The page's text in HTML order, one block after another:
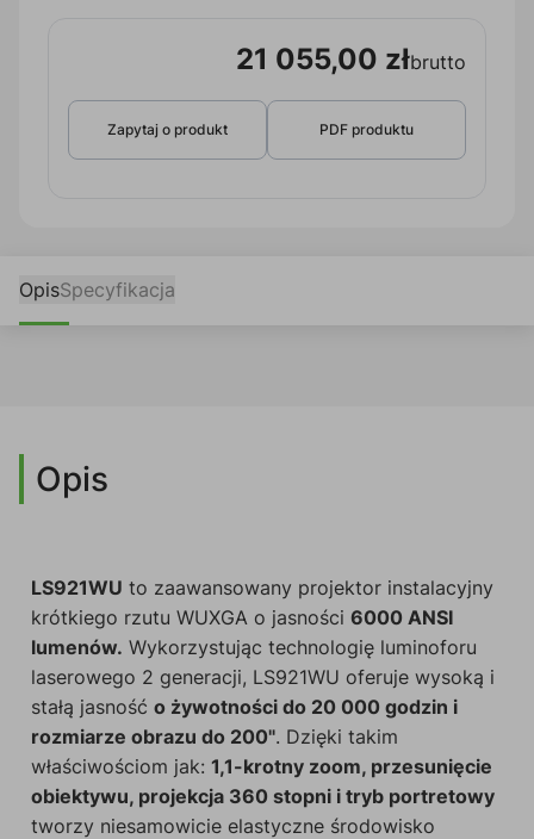
21 055,00 złbrutto
Zapytaj o produkt PDF produktu
OpisSpecyfikacja
Opis
LS921WU to zaawansowany projektor instalacyjny
krótkiego rzutu WUXGA o jasności 6000 ANSI
lumenów. Wykorzystując technologię luminoforu
laserowego 2 generacji, LS921WU oferuje wysoką i
stałą jasność o żywotności do 20 000 godzin i
rozmiarze obrazu do 200". Dzięki takim
właściwościom jak: 1,1-krotny zoom, przesunięcie
obiektywu, projekcja 360 stopni i tryb portretowy
tworzy niesamowicie elastyczne środowisko